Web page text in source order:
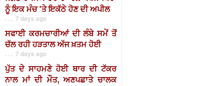
ਨੂੰ ਇਕ ਮੰਚ 'ਤੇ ਇਕੱਠੇ ਹੋਣ ਦੀ ਅਪੀਲ
. . . 7 days ago
ਸਫਾਈ ਕਰਮਚਾਰੀਆਂ ਦੀ ਲੰਬੇ ਸਮੇਂ ਤੋਂ
ਚੱਲ ਰਹੀ ਹੜਤਾਲ ਅੱਜ ਖ਼ਤਮ ਹੋਈ
. . . 7 days ago
ਪੁੱਤ ਦੇ ਸਾਹਮਣੇ ਹੋਈ ਥਾਰ ਦੀ ਟੱਕਰ
ਨਾਲ ਮਾਂ ਦੀ ਮੌਤ, ਅਣਪਛਾਤੇ ਚਾਲਕ